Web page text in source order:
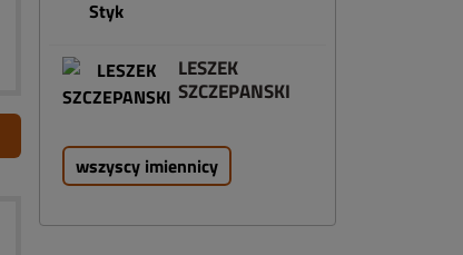
LESZEK
SZCZEPANSKI
wszyscy imiennicy